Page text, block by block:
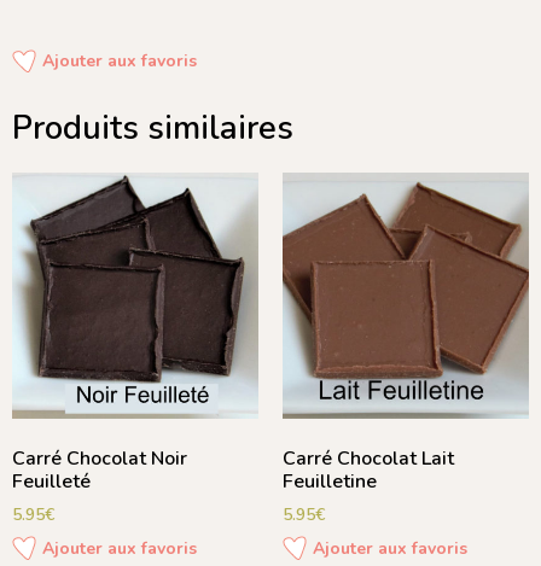
Ajouter aux favoris
Produits similaires
Carré Chocolat Noir
Feuilleté
5.95€
Ajouter aux favoris
Carré Chocolat Lait
Feuilletine
5.95€
Ajouter aux favoris